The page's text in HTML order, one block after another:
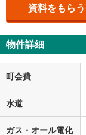
資料をもらう
物件詳細
町会費
水道
ガス・オール電化